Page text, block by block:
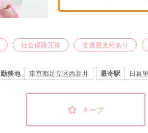
社会保険完備 交通費支給あり
勤務地 東京都足立区西新井 最寄駅 日暮
キープ